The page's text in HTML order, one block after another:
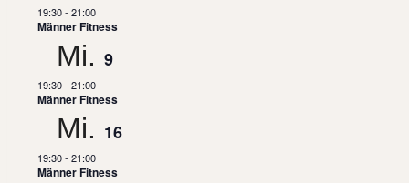
19:30- 21:00
Männer Fitness
Mi. 9
19:30- 21:00
Männer Fitness
Mi. 16
19:30- 21:00
Männer Fitness